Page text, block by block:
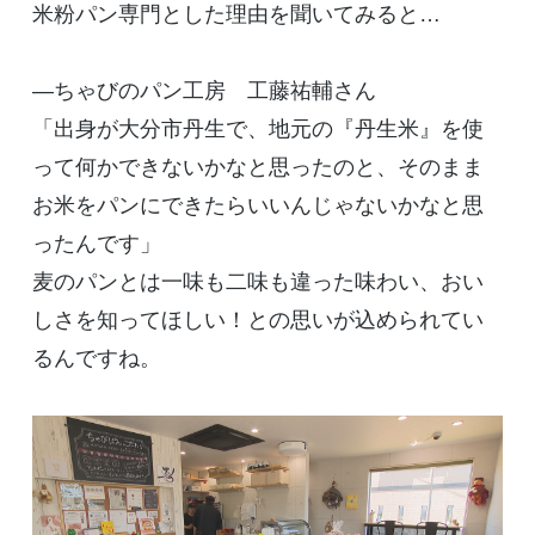
米粉パン専門とした理由を聞いてみると…
―ちゃびのパン工房 工藤祐輔さん
「出身が大分市丹生で、地元の『丹生米』を使
って何かできないかなと思ったのと、そのまま
お米をパンにできたらいいんじゃないかなと思
ったんです」
麦のパンとは一味も二味も違った味わい、おい
しさを知ってほしい！との思いが込められてい
るんですね。